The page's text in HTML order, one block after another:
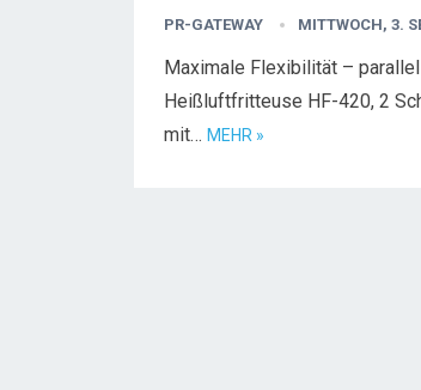
PR-GATEWAY MITTWOCH, 3.
Maximale Flexibilität –
Heißluftfritteuse HF-420, 2
mit… MEHR »